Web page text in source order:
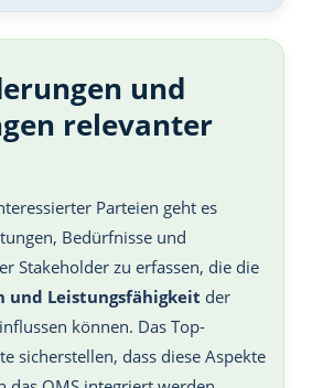
und
relevanter
Parteien geht es
Bedürfnisse und
Stakeholder zu erfassen, die die
und Leistungsfähigkeit der
können. Das Top-
sicherstellen, dass diese Aspekte